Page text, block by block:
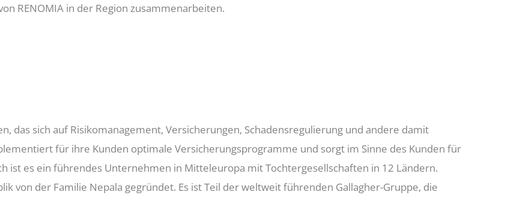
RENOMIA in der Region zusammenarbeiten.
das sich auf Risikomanagement, Versicherungen, Schadensregulierung und andere damit
für ihre Kunden optimale Versicherungsprogramme und sorgt im Sinne des Kunden für
ist es ein führendes Unternehmen in Mitteleuropa mit Tochtergesellschaften in 12 Ländern.
von der Familie Nepala gegründet. Es ist Teil der weltweit führenden Gallagher-Gruppe, die